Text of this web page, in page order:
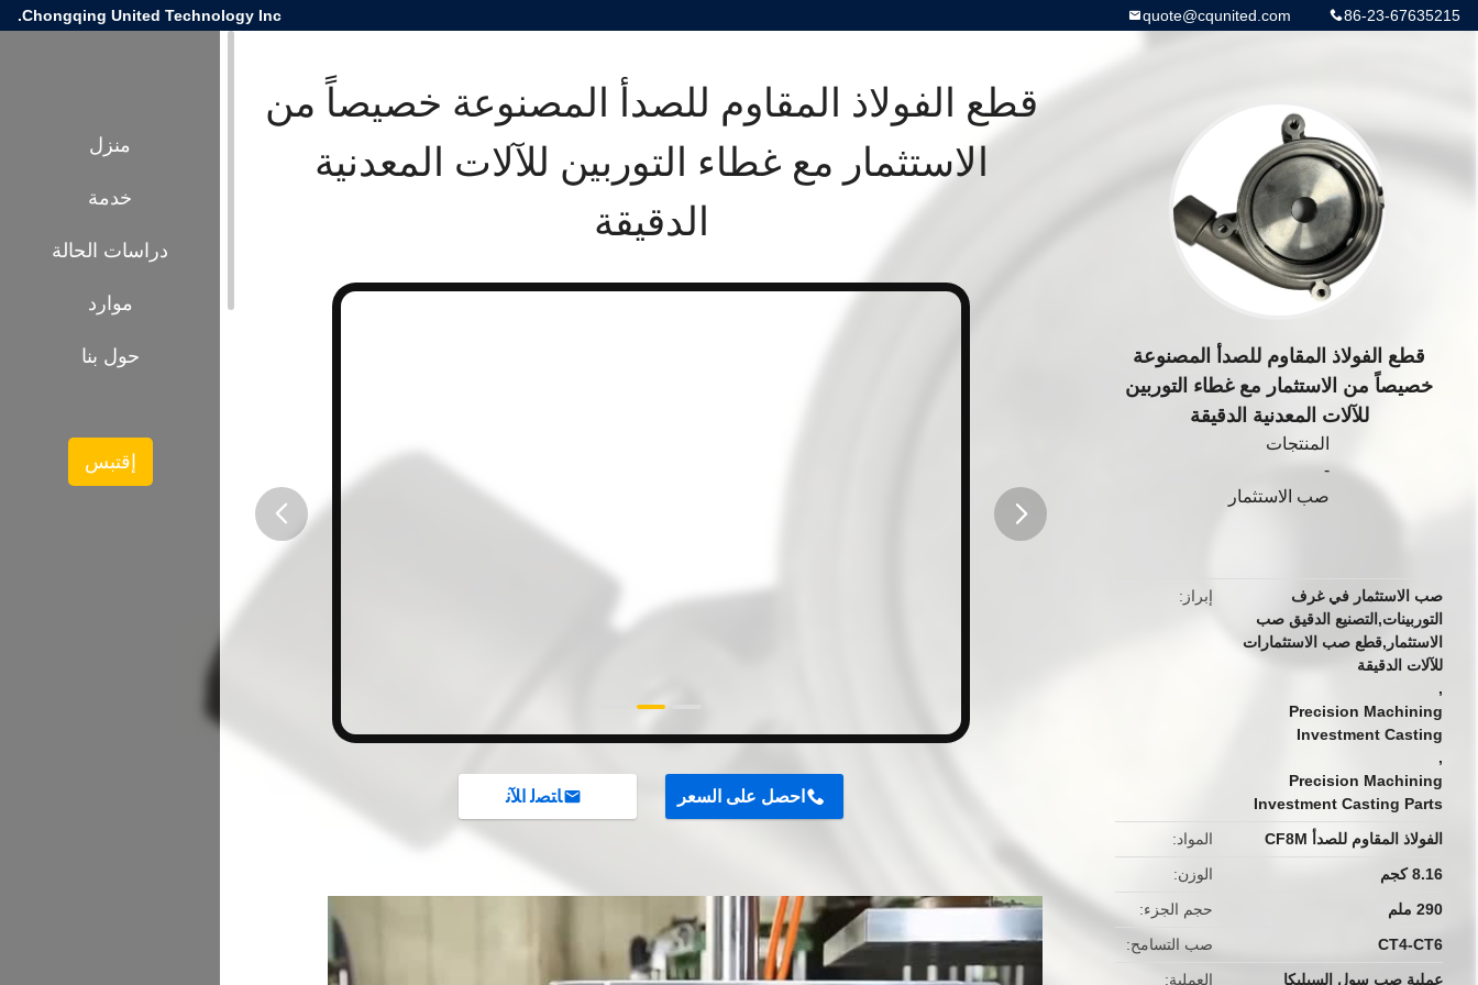
Chongqing United Technology Inc. 86-23-67635215
quote@cqunited.com
قطع الفولاذ المقاوم للصدأ المصنوعة
خصيصاً من الاستثمار مع غطاء التوربين
للآلات المعدنية الدقيقة
المنتجات
-
صب الاستثمار
إبراز
صب الاستثمار في غرف
التوربينات,التصنيع الدقيق صب
الاستثمار,قطع صب الاستثمارات
للآلات الدقيقة
,
Precision Machining
Investment Casting
,
Precision Machining
Investment Casting Parts
المواد
الفولاذ المقاوم للصدأ CF8M
الوزن
8.16 كجم
حجم الجزء
290 ملم
صب التسامح
CT4-CT6
العملية
عملية صب سول السيليكا
قطع الفولاذ المقاوم للصدأ المصنوعة خصيصاً من
الاستثمار مع غطاء التوربين للآلات المعدنية
الدقيقة
button
احصل على السعر ﺎﺘﺼﻟ ﺍﻶﻧ
منزل
خدمة
دراسات الحالة
موارد
حول بنا
إقتبس